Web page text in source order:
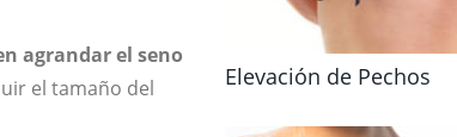
agrandar el seno
el tamaño del
Elevación de Pechos